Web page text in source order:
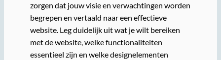
zorgen dat jouw visie en verwachtingen worden
begrepen en vertaald naar een effectieve
website. Leg duidelijk uit wat je wilt bereiken
met de website, welke functionaliteiten
essentieel zijn en welke designelementen